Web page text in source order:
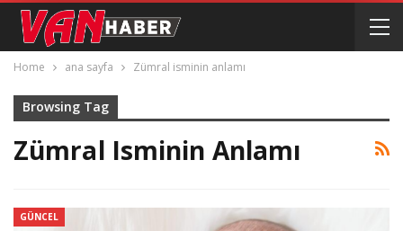
Home ana sayfa Zümral isminin anlamı
Browsing Tag
Zümral Isminin Anlamı
GÜNCEL